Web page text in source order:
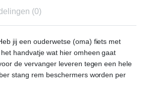
(0)
jij een ouderwetse (oma) fiets met
handvatje wat hier omheen gaat
de vervanger leveren tegen een hele
stang rem beschermers worden per